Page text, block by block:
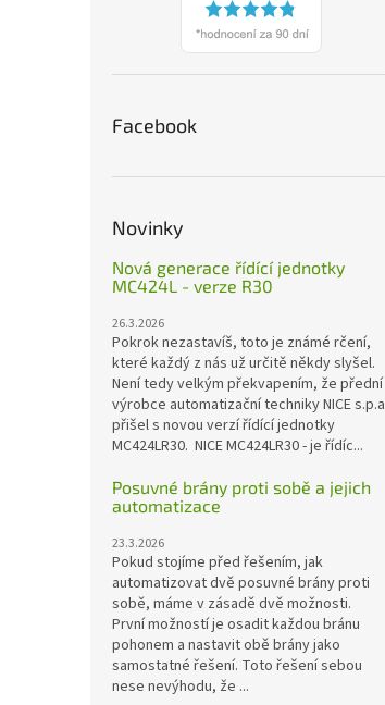
Facebook
Novinky
Nová generace řídící jednotky
MC424L - verze R30
26.3.2026
Pokrok nezastavíš, toto je známé rčení,
které každý z nás už určitě někdy slyšel.
Není tedy velkým překvapením, že přední
výrobce automatizační techniky NICE s.p.a
přišel s novou verzí řídící jednotky
MC424LR30. NICE MC424LR30 - je řídíc...
Posuvné brány proti sobě a jejich
automatizace
23.3.2026
Pokud stojíme před řešením, jak
automatizovat dvě posuvné brány proti
sobě, máme v zásadě dvě možnosti.
První možností je osadit každou bránu
pohonem a nastavit obě brány jako
samostatné řešení. Toto řešení sebou
nese nevýhodu, že ...